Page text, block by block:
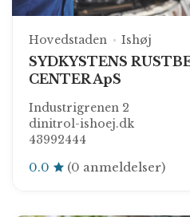
Hovedstaden Ishøj
SYDKYSTENS
CENTER ApS
Industrigrenen 2
dinitrol-ishoej.dk
43992444
0.0 (0 anmeldelser)